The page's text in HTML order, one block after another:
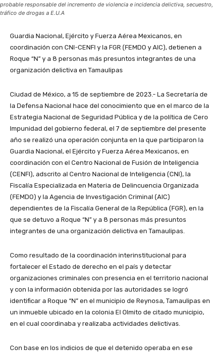
probable responsable del incremento de violencia e incidencia delictiva, secuestro,
tráfico de drogas a E.U.A
Guardia Nacional, Ejército y Fuerza Aérea Mexicanos, en
coordinación con CNI-CENFI y la FGR (FEMDO y AIC), detienen a
Roque “N” y a 8 personas más presuntos integrantes de una
organización delictiva en Tamaulipas
Ciudad de México, a 15 de septiembre de 2023.- La Secretaría de
la Defensa Nacional hace del conocimiento que en el marco de la
Estrategia Nacional de Seguridad Pública y de la política de Cero
Impunidad del gobierno federal, el 7 de septiembre del presente
año se realizó una operación conjunta en la que participaron la
Guardia Nacional, el Ejército y Fuerza Aérea Mexicanos, en
coordinación con el Centro Nacional de Fusión de Inteligencia
(CENFI), adscrito al Centro Nacional de Inteligencia (CNI), la
Fiscalía Especializada en Materia de Delincuencia Organizada
(FEMDO) y la Agencia de Investigación Criminal (AIC)
dependientes de la Fiscalía General de la República (FGR), en la
que se detuvo a Roque “N” y a 8 personas más presuntos
integrantes de una organización delictiva en Tamaulipas.
Como resultado de la coordinación interinstitucional para
fortalecer el Estado de derecho en el país y detectar
organizaciones criminales con presencia en el territorio nacional
y con la información obtenida por las autoridades se logró
identificar a Roque “N” en el municipio de Reynosa, Tamaulipas en
un inmueble ubicado en la colonia El Olmito de citado municipio,
en el cual coordinaba y realizaba actividades delictivas.
Con base en los indicios de que el detenido operaba en ese